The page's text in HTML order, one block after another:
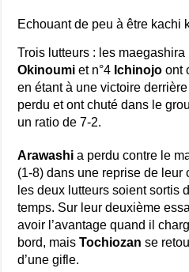
Echouant de peu à être kachi
Trois lutteurs : les maegashira
Okinoumi et n°4 Ichinojo ont
en étant à une victoire derrière
perdu et ont chuté dans le
un ratio de 7-2.
Arawashi a perdu contre le
(1-8) dans une reprise de leur
les deux lutteurs soient sortis
temps. Sur leur deuxième
avoir l’avantage quand il
bord, maisTochiozan se
d’une gifle.